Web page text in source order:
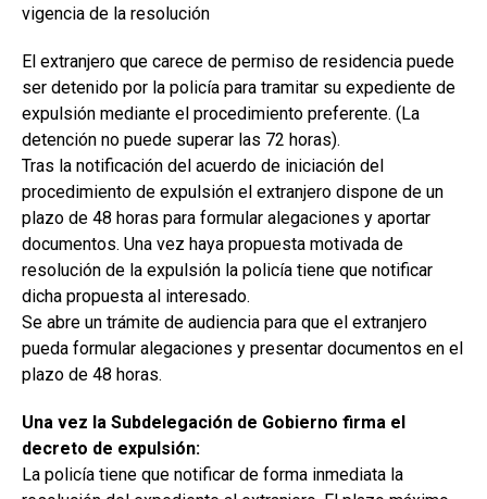
vigencia de la resolución
El extranjero que carece de permiso de residencia puede
ser detenido por la policía para tramitar su expediente de
expulsión mediante el procedimiento preferente. (La
detención no puede superar las 72 horas).
Tras la notificación del acuerdo de iniciación del
procedimiento de expulsión el extranjero dispone de un
plazo de 48 horas para formular alegaciones y aportar
documentos. Una vez haya propuesta motivada de
resolución de la expulsión la policía tiene que notificar
dicha propuesta al interesado.
Se abre un trámite de audiencia para que el extranjero
pueda formular alegaciones y presentar documentos en el
plazo de 48 horas.
Una vez la Subdelegación de Gobierno firma el
decreto de expulsión:
La policía tiene que notificar de forma inmediata la